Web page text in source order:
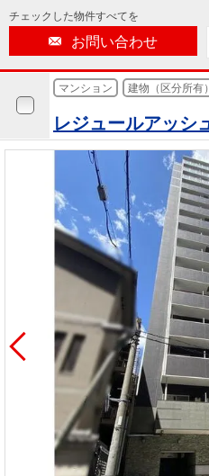
中古
マン
ショ
ンを
探す
投
資
用
物
件
を
探
す
購入向け
サービス
住宅
ンシ
無
料
査
売却
時手
取り
金額
試算
売却向け
サービス
周辺
検索
住まいと
売却
店舗のご
案内（首
都圏）
案内
古屋）
ごあいさ
つ
要
ョン
組織図
本社地
図
会社案内
（電子ブ
ック版）
新卒採用
情報
採用
採用情報
法人のお客さま
提携企業にお勤めの方
会員ページ
チェックした物件すべてを
お問い合わせ
マンション 建物（区分所有）
レジュールアッシ